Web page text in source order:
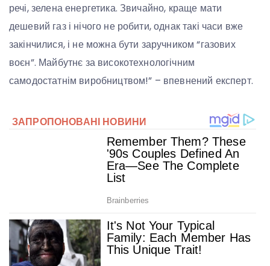
речі, зелена енергетика. Звичайно, краще мати
дешевий газ і нічого не робити, однак такі часи вже
закінчилися, і не можна бути заручником “газових
воєн”. Майбутнє за високотехнологічним
самодостатнім виробництвом!” – впевнений експерт.